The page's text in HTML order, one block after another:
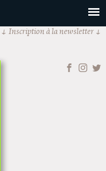
Inscription à la newsletter